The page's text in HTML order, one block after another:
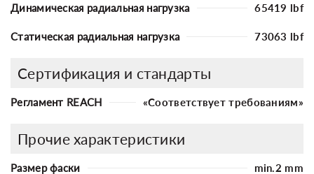
Динамическая радиальная нагрузка 65419 lbf
Статическая радиальная нагрузка 73063 lbf
Сертификация и стандарты
Регламент REACH «Соответствует требованиям»
Прочие характеристики
Размер фаски min.2 mm